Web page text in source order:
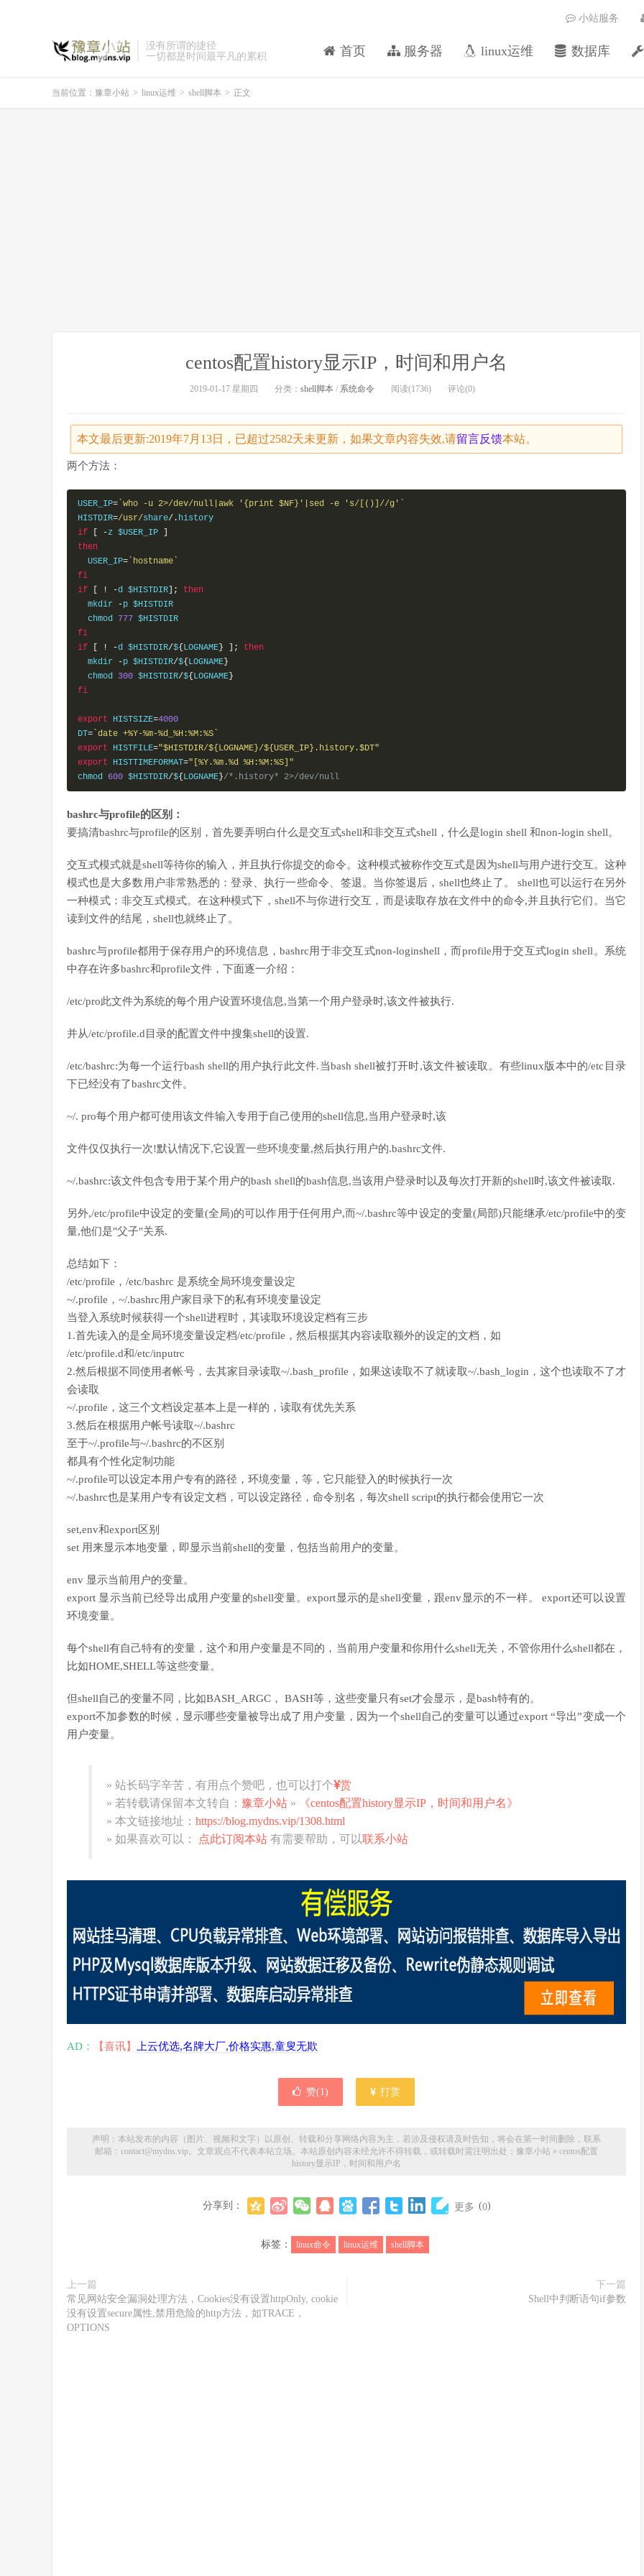
没有所谓的捷径
一切都是时间最平凡的累积
首页 服务器 linux运维 数据库
小站服务
当前位置： 豫章小站 > linux运维 > shell脚本 > 正文
centos配置history显示IP，时间和用户名
2019-01-17 星期四 分类： shell脚本/ 系统命令 阅读(1736) 评论(0)
本文最后更新:2019年7月13日，已超过2582天未更新，如果文章内容失效,请留言反馈本站。
两个方法：
USER_IP= `who -u 2>/dev/null|awk '{print $NF}'|sed -e 's/[()]//g'`
HISTDIR=/usr/share/.
if
-z $USER_IP
then
  USER_IP
= `hostname`
fi
if
! -d $HISTDIR ];
then
  mkdir
-p $HISTDIR
  chmod
777
fi
if
! -d $HISTDIR/${ LOGNAME } ];
then
  mkdir
-p $HISTDIR/${ LOGNAME }
  chmod
300 $HISTDIR/${ LOGNAME }
fi
export HISTSIZE=4000
DT= `date +%Y-%m-%d_%H:%M:%S`
export HISTFILE="$HISTDIR/${LOGNAME}/${USER_IP}.history.$DT"
export HISTTIMEFORMAT="[%Y.%m.%d %H:%M:%S]"
chmod 600 $HISTDIR/${ LOGNAME }/*.history* 2>/dev/null
bashrc与profile的区别：
要搞清bashrc与profile的区别，首先要弄明白什么是交互式shell和非交互式shell，什么是login shell 和non-login shell。
交互式模式就是shell等待你的输入，并且执行你提交的命令。这种模式被称作交互式是因为shell与用户进行交互。这种
模式也是大多数用户非常熟悉的：登录、执行一些命令、签退。当你签退后，shell也终止了。 shell也可以运行在另外
一种模式：非交互式模式。在这种模式下，shell不与你进行交互，而是读取存放在文件中的命令,并且执行它们。当它
读到文件的结尾，shell也就终止了。
bashrc与profile都用于保存用户的环境信息，bashrc用于非交互式non-loginshell，而profile用于交互式login shell。系统
中存在许多bashrc和profile文件，下面逐一介绍：
/etc/pro此文件为系统的每个用户设置环境信息,当第一个用户登录时,该文件被执行.
并从/etc/profile.d目录的配置文件中搜集shell的设置.
/etc/bashrc:为每一个运行bash shell的用户执行此文件.当bash shell被打开时,该文件被读取。有些linux版本中的/etc目录
下已经没有了bashrc文件。
~/. pro每个用户都可使用该文件输入专用于自己使用的shell信息,当用户登录时,该
文件仅仅执行一次!默认情况下,它设置一些环境变量,然后执行用户的.bashrc文件.
~/.bashrc:该文件包含专用于某个用户的bash shell的bash信息,当该用户登录时以及每次打开新的shell时,该文件被读取.
另外,/etc/profile中设定的变量(全局)的可以作用于任何用户,而~/.bashrc等中设定的变量(局部)只能继承/etc/profile中的变
量,他们是"父子"关系.
总结如下：
/etc/profile，/etc/bashrc 是系统全局环境变量设定
~/.profile，~/.bashrc用户家目录下的私有环境变量设定
当登入系统时候获得一个shell进程时，其读取环境设定档有三步
1.首先读入的是全局环境变量设定档/etc/profile，然后根据其内容读取额外的设定的文档，如
/etc/profile.d和/etc/inputrc
2.然后根据不同使用者帐号，去其家目录读取~/.bash_profile，如果这读取不了就读取~/.bash_login，这个也读取不了才
会读取
~/.profile，这三个文档设定基本上是一样的，读取有优先关系
3.然后在根据用户帐号读取~/.bashrc
至于~/.profile与~/.bashrc的不区别
都具有个性化定制功能
~/.profile可以设定本用户专有的路径，环境变量，等，它只能登入的时候执行一次
~/.bashrc也是某用户专有设定文档，可以设定路径，命令别名，每次shell script的执行都会使用它一次
set,env和export区别
set 用来显示本地变量，即显示当前shell的变量，包括当前用户的变量。
env 显示当前用户的变量。
export 显示当前已经导出成用户变量的shell变量。export显示的是shell变量，跟env显示的不一样。 export还可以设置
环境变量。
每个shell有自己特有的变量，这个和用户变量是不同的，当前用户变量和你用什么shell无关，不管你用什么shell都在，
比如HOME,SHELL等这些变量。
但shell自己的变量不同，比如BASH_ARGC， BASH等，这些变量只有set才会显示，是bash特有的。
export不加参数的时候，显示哪些变量被导出成了用户变量，因为一个shell自己的变量可以通过export “导出”变成一个
用户变量。
» 站长码字辛苦，有用点个赞吧，也可以打个 赏
» 若转载请保留本文转自： 豫章小站 »
《centos配置history显示IP，时间和用户名》
» 本文链接地址： https://blog.mydns.vip/1308.html
» 如果喜欢可以：
点此订阅本站 有需要帮助，可以联系小站
AD： 【喜讯】 上云优选,名牌大厂,价格实惠,童叟无欺
赞(1) 打赏
声明：本站发布的内容（图片、视频和文字）以原创、转载和分享网络内容为主，若涉及侵权请及时告知，将会在第一时间删除，联系
邮箱：contact@mydns.vip。文章观点不代表本站立场。本站原创内容未经允许不得转载，或转载时需注明出处： 豫章小站 » centos配置
history显示IP，时间和用户名
分享到： 更多 (0)
标签： linux命令 linux运维 shell脚本
上一篇
常见网站安全漏洞处理方法，Cookies没有设置httpOnly, cookie
没有设置secure属性,禁用危险的http方法，如TRACE，
OPTIONS
下一篇
Shell中判断语句if参数